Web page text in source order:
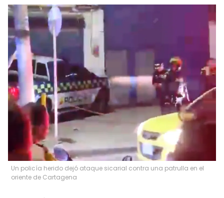
Un policía herido dejó ataque sicarial contra una patrulla en el
oriente de Cartagena